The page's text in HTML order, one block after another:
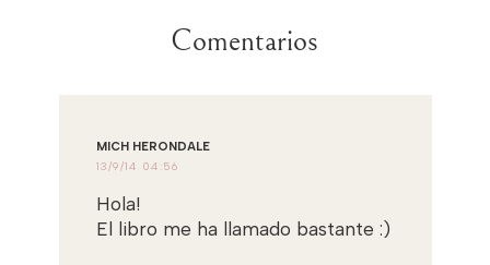
Comentarios
MICH HERONDALE
13/9/14 04:56
Hola!
El libro me ha llamado bastante :)